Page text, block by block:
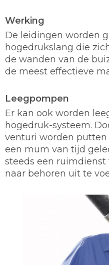
Werking
De leidingen worden
hogedrukslang die
de wanden van de
de meest effectieve
Leegpompen
Er kan ook worden
hogedruk-systeem.
venturi worden
een mum van tijd
steeds een
naar behoren uit te